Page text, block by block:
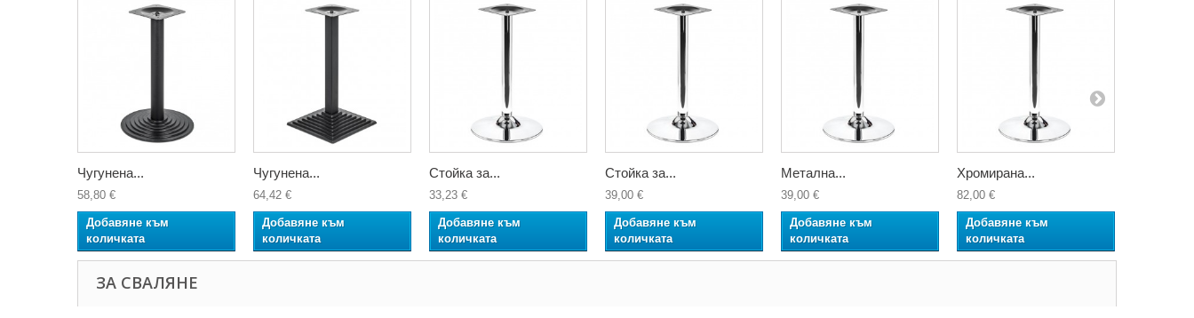
Чугунена...
58,80 €
Добавяне към
количката
Чугунена...
64,42 €
Добавяне към
количката
Стойка за...
33,23 €
Добавяне към
количката
Стойка за...
39,00 €
Добавяне към
количката
Метална...
39,00 €
Добавяне към
количката
Хромирана...
82,00 €
Добавяне към
количката
ЗА СВАЛЯНЕ